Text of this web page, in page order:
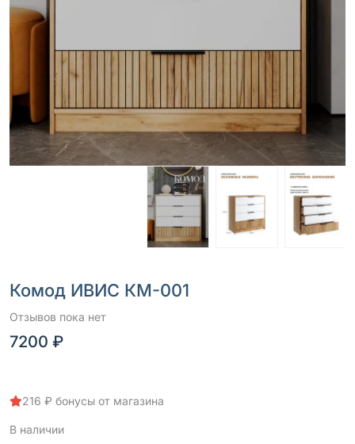
Комод ИВИС КМ-001
Отзывов пока нет
7200 ₽
216 ₽ бонусы от магазина
В наличии